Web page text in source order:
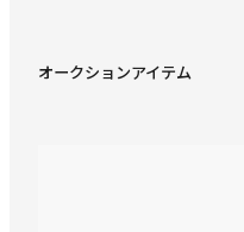
オークションアイテム